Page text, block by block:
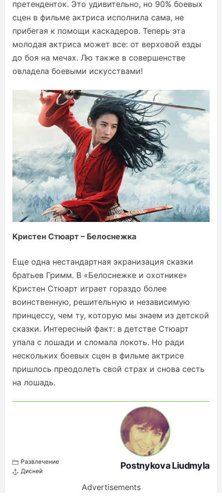
претенденток. Это удивительно, но 90% боевых
сцен в фильме актриса исполнила сама, не
прибегая к помощи каскадеров. Теперь эта
молодая актриса может все: от верховой езды
до боя на мечах. Лю также в совершенстве
овладела боевыми искусствами!
Кристен Стюарт – Белоснежка
Еще одна нестандартная экранизация сказки
братьев Гримм. В «Белоснежке и охотнике»
Кристен Стюарт играет гораздо более
воинственную, решительную и независимую
принцессу, чем ту, которую мы знаем из детской
сказки. Интересный факт: в детстве Стюарт
упала с лошади и сломала локоть. Но ради
нескольких боевых сцен в фильме актрисе
пришлось преодолеть свой страх и снова сесть
на лошадь.
Развлечение
Дисней
Postnykova Liudmyla
Advertisements